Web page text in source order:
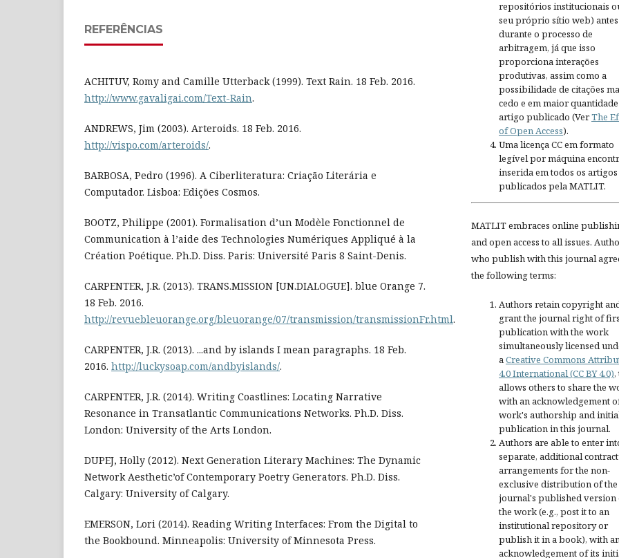
REFERÊNCIAS
ACHITUV, Romy and Camille Utterback (1999). Text Rain. 18 Feb. 2016.
http://www.gavaligai.com/Text-Rain.
ANDREWS, Jim (2003). Arteroids. 18 Feb. 2016.
http://vispo.com/arteroids/.
BARBOSA, Pedro (1996). A Ciberliteratura: Criação Literária e
Computador. Lisboa: Edições Cosmos.
BOOTZ, Philippe (2001). Formalisation d’un Modèle Fonctionnel de
Communication à l’aide des Technologies Numériques Appliqué à la
Création Poétique. Ph.D. Diss. Paris: Université Paris 8 Saint-Denis.
CARPENTER, J.R. (2013). TRANS.MISSION [UN.DIALOGUE]. blue Orange 7.
18 Feb. 2016.
http://revuebleuorange.org/bleuorange/07/transmission/transmissionFr.html.
CARPENTER, J.R. (2013). ...and by islands I mean paragraphs. 18 Feb.
2016. http://luckysoap.com/andbyislands/.
CARPENTER, J.R. (2014). Writing Coastlines: Locating Narrative
Resonance in Transatlantic Communications Networks. Ph.D. Diss.
London: University of the Arts London.
DUPEJ, Holly (2012). Next Generation Literary Machines: The Dynamic
Network Aesthetic’of Contemporary Poetry Generators. Ph.D. Diss.
Calgary: University of Calgary.
EMERSON, Lori (2014). Reading Writing Interfaces: From the Digital to
the Bookbound. Minneapolis: University of Minnesota Press.
repositórios institucionais
seu próprio sítio web) antes
durante o processo de
arbitragem, já que isso
proporciona interações
produtivas, assim como a
possibilidade de citações
cedo e em maior
artigo publicado (VerThe
of Open Access).
Uma licença CC em formato
legível por máquina
inserida em todos os artigos
publicados pela MATLIT.
MATLIT embraces online
and open access to all issues.
who publish with this journal
the following terms:
Authors retain copyright
grant the journal right of
publication with the work
simultaneously licensed
aCreative Commons
4.0 International (CC BY 4.0),
allows others to share the
with an acknowledgement
work's authorship and
publication in this journal.
Authors are able to enter
separate, additional
arrangements for the non-
exclusive distribution of the
journal's published version
the work (e.g., post it to an
institutional repository or
publish it in a book), with
acknowledgement of its